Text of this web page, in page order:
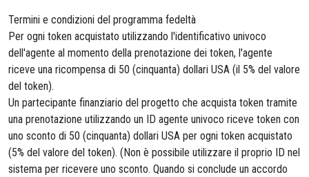
Termini e condizioni del programma fedeltà
Per ogni token acquistato utilizzando l'identificativo univoco
dell'agente al momento della prenotazione dei token, l'agente
riceve una ricompensa di 50 (cinquanta) dollari USA (il 5% del valore
del token).
Un partecipante finanziario del progetto che acquista token tramite
una prenotazione utilizzando un ID agente univoco riceve token con
uno sconto di 50 (cinquanta) dollari USA per ogni token acquistato
(5% del valore del token). (Non è possibile utilizzare il proprio ID nel
sistema per ricevere uno sconto. Quando si conclude un accordo